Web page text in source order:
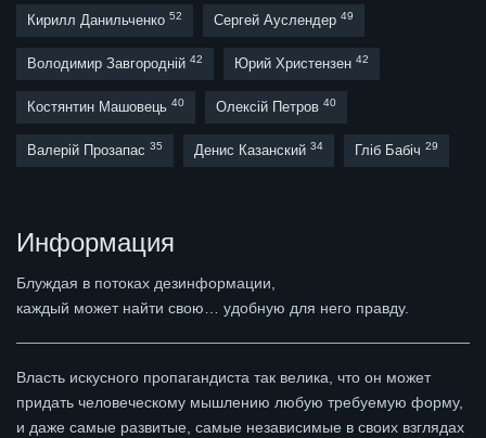
Кирилл Данильченко 52 Сергей Ауслендер 49
Володимир Завгородній 42 Юрий Христензен 42
Костянтин Машовець 40 Олексій Петров 40
Валерій Прозапас 35 Денис Казанский 34 Гліб Бабіч 29
Информация
Блуждая в потоках дезинформации,
каждый может найти свою… удобную для него правду.
Власть искусного пропагандиста так велика, что он может
придать человеческому мышлению любую требуемую форму,
и даже самые развитые, самые независимые в своих взглядах